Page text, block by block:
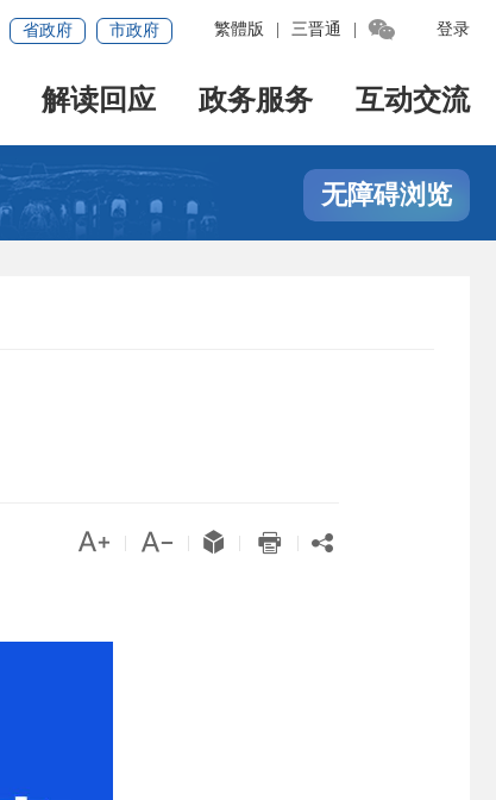
登录
繁體版 三晋通 
省政府 市政府
解读回应 政务服务 互动交流
无障碍浏览
    